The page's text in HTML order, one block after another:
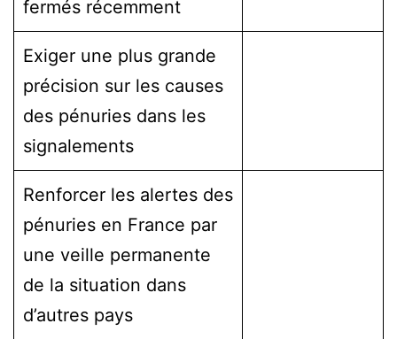
fermés récemment
Exiger une plus grande
précision sur les causes
des pénuries dans les
signalements
Renforcer les alertes des
pénuries en France par
une veille permanente
de la situation dans
d’autres pays